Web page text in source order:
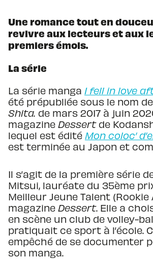
Une romance tout en
revivre aux lecteurs et aux
premiers émois.
La série
La série manga I fell in love
été prépubliée sous le nom de
Shita. de mars 2017 à juin
magazine Dessertde
lequel est édité Mon coloc’
est terminée au Japon et
Il s’agit de la première série
Mitsui, lauréate du 35ème
Meilleur Jeune Talent (Rookie
magazine Dessert. Elle a
en scène un club de volley-
pratiquait ce sport à l’école.
empêché de se documenter
son manga.